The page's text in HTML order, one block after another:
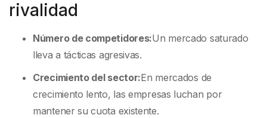
rivalidad
Número de competidores:Un mercado saturado
lleva a tácticas agresivas.
Crecimiento del sector:En mercados de
crecimiento lento, las empresas luchan por
mantener su cuota existente.